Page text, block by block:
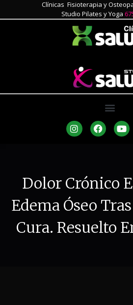
Clínicas Fisioterapia y
Studio Pilates y Yoga
Dolor Crónico
Edema Óseo
Cura. Resuelto